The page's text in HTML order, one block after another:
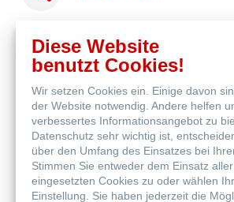
Online
kaufen
Weitere Produkte
Diese Website
benutzt Cookies!
Wir setzen Cookies ein. Einige davon
der Website notwendig. Andere helfen
verbessertes Informationsangebot zu
Datenschutz sehr wichtig ist,
über den Umfang des Einsatzes bei
Stimmen Sie entweder dem Einsatz
eingesetzten Cookies zu oder wählen
Einstellung. Sie haben jederzeit die